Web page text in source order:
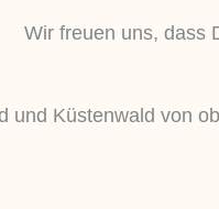
Wir freuen uns, dass